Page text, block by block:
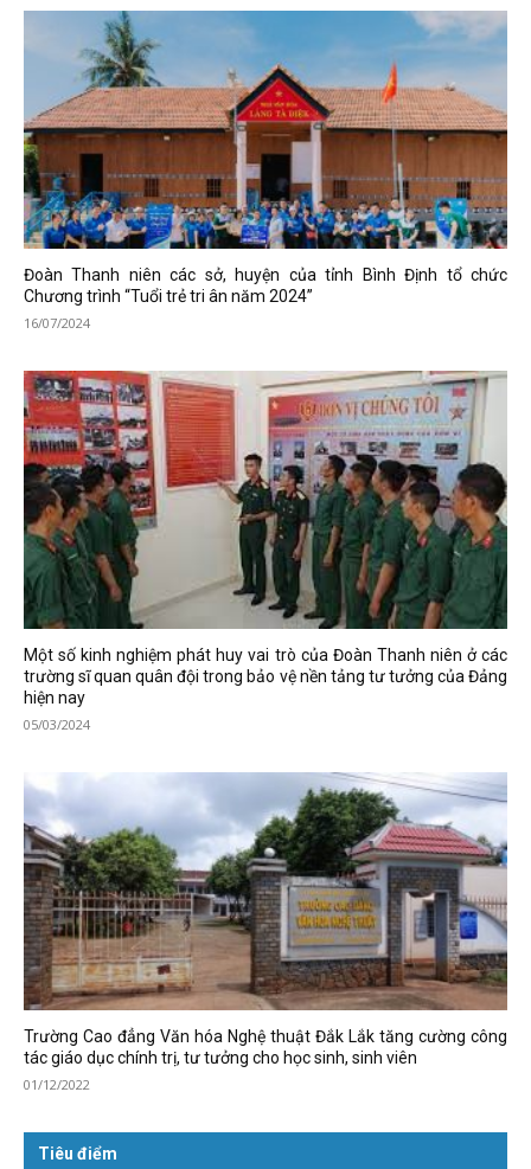
Đoàn Thanh niên các sở, huyện của tỉnh Bình Định tổ chức
Chương trình “Tuổi trẻ tri ân năm 2024”
16/07/2024
Một số kinh nghiệm phát huy vai trò của Đoàn Thanh niên ở các
trường sĩ quan quân đội trong bảo vệ nền tảng tư tưởng của Đảng
hiện nay
05/03/2024
Trường Cao đẳng Văn hóa Nghệ thuật Đắk Lắk tăng cường công
tác giáo dục chính trị, tư tưởng cho học sinh, sinh viên
01/12/2022
Tiêu điểm